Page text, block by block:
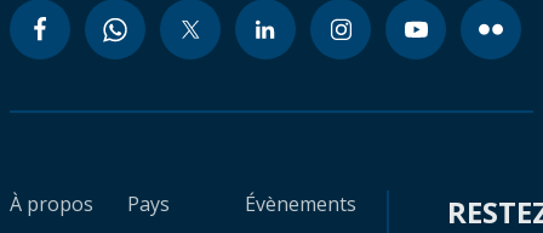
À propos
Pays
Évènements